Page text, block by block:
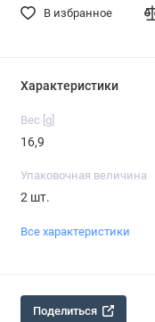
В избранное
Характеристики
Вес [g]
16,9
Упаковочная величина
2 шт.
Все характеристики
Поделиться